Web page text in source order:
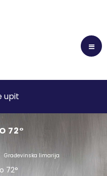
upit
72°
Građevinska limarija
72°